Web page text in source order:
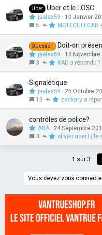
Uber Uber et le LOSC
jaalex59
10 Janvier
5
MOLECULECAB
Question Doit-on
jaalex59
14 Novembre
3
KAD
Signalétique
jaalex59
25 Octobre
13
zackary
contrôles de police?
ARA
24 Septembre
4
olivier uber Lille
1 sur 3
Vous devez vous